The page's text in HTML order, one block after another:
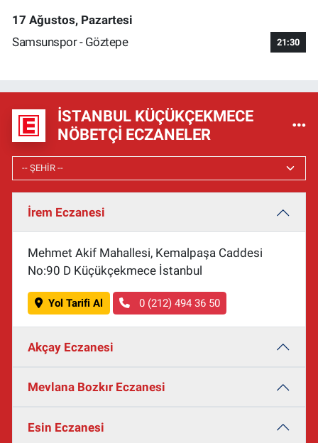
17 Ağustos, Pazartesi
Samsunspor - Göztepe
21:30
İSTANBUL KÜÇÜKÇEKMECE
NÖBETÇI ECZANELER
İrem Eczanesi
Mehmet Akif Mahallesi, Kemalpaşa Caddesi
No:90 D Küçükçekmece İstanbul
Yol Tarifi Al 0 (212) 494 36 50
Akçay Eczanesi
Mevlana Bozkır Eczanesi
Esin Eczanesi